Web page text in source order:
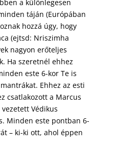
a különlegesen
táján (Európában
hozzá úgy, hogy
(ejtsd: Nriszimha
nagyon erőteljes
Ha szeretnél ehhez
este 6-kor Te is
Ehhez az esti
csatlakozott a Marcus
Védikus
Minden este pontban 6-
– ki-ki ott, ahol éppen